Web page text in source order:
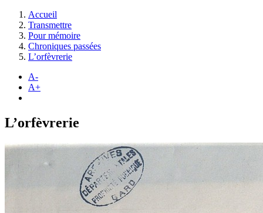
Accueil
Transmettre
Pour mémoire
Chroniques passées
L’orfèvrerie
A-
A+
L’orfèvrerie